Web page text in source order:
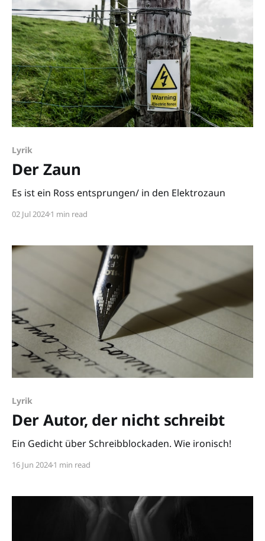
Lyrik
Der Zaun
Es ist ein Ross entsprungen/ in den Elektrozaun
02 Jul 20241 min read
Lyrik
Der Autor, der nicht schreibt
Ein Gedicht über Schreibblockaden. Wie ironisch!
16 Jun 20241 min read